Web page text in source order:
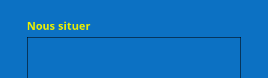
Nous situer